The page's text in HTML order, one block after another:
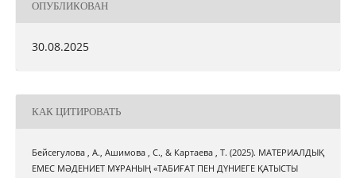
ОПУБЛИКОВАН
30.08.2025
КАК ЦИТИРОВАТЬ
Бейсегулова , А., Ашимова , С., & Картаева , Т. (2025). МАТЕРИАЛДЫҚ
ЕМЕС МӘДЕНИЕТ МҰРАНЫҢ «ТАБИҒАТ ПЕН ДҮНИЕГЕ ҚАТЫСТЫ